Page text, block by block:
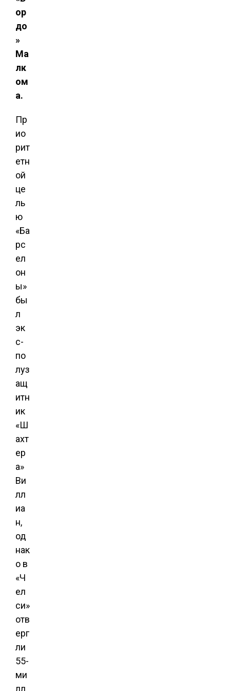
ор
до
»
Ма
лк
ом
а.
Пр
ио
рит
етн
ой
це
ль
ю
«Ба
рс
ел
он
ы»
бы
л
эк
с-
по
луз
ащ
итн
ик
«Ш
ахт
ер
а»
Ви
лл
иа
н,
од
нак
о в
«Ч
ел
си»
отв
ерг
ли
55-
ми
лл